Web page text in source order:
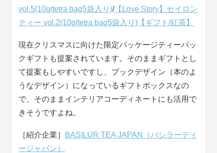
vol.5(10g/tetra bag5袋入り)/【Love Story】セイロン
ティー vol.2(10g/tetra bag5袋入り)【ギフト/紅茶】
現在クリスマスに向けた限定パッケージティーパッ
クギフトも提案されています。そのままギフトとし
て提案もしやすいですし、ブックデザイン（本のよ
うなデザイン）になっているギフトボックスなの
で、そのままインテリアコーディネートにも活用で
きそうですよね。
［紹介企業］ BASILUR TEA JAPAN（バシラーティ
ージャパン）